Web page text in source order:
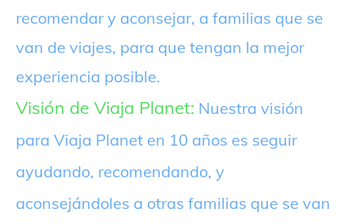
recomendar y aconsejar, a familias que se
van de viajes, para que tengan la mejor
experiencia posible.
Visión de Viaja Planet: Nuestra visión
para Viaja Planet en 10 años es seguir
ayudando, recomendando, y
aconsejándoles a otras familias que se van